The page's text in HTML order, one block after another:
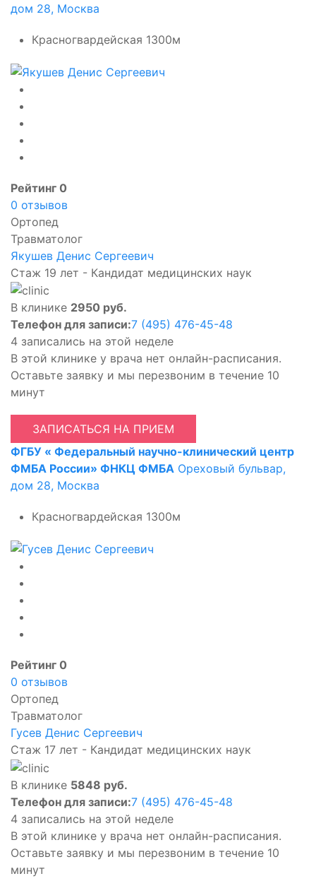
дом 28, Москва
Красногвардейская 1300м
Рейтинг 0
0 отзывов
Ортопед
Травматолог
Якушев Денис Сергеевич
Стаж 19 лет - Кандидат медицинских наук
В клинике 2950 руб.
Телефон для записи:7 (495) 476-45-48
4 записались на этой неделе
В этой клинике у врача нет онлайн-расписания.
Оставьте заявку и мы перезвоним в течение 10
минут
ЗАПИСАТЬСЯ НА ПРИЕМ
ФГБУ « Федеральный научно-клинический центр
ФМБА России» ФНКЦ ФМБА Ореховый бульвар,
дом 28, Москва
Красногвардейская 1300м
Рейтинг 0
0 отзывов
Ортопед
Травматолог
Гусев Денис Сергеевич
Стаж 17 лет - Кандидат медицинских наук
В клинике 5848 руб.
Телефон для записи:7 (495) 476-45-48
4 записались на этой неделе
В этой клинике у врача нет онлайн-расписания.
Оставьте заявку и мы перезвоним в течение 10
минут